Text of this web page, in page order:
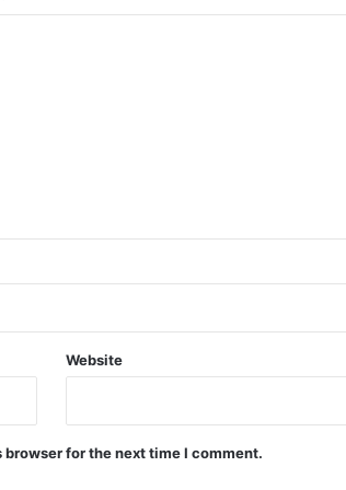
Website
for the next time I comment.